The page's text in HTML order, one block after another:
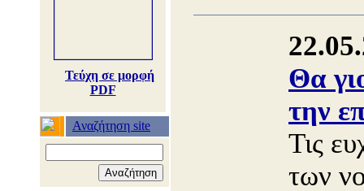
Τεύχη σε μορφή
PDF
Αναζήτηση site
Θα
την
Τις
των